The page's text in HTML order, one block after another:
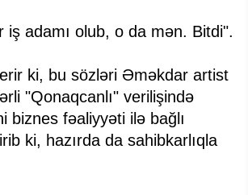
iş adamı olub, o da mən. Bitdi".
ki, bu sözləri Əməkdar artist
"Qonaqcanlı" verilişində
biznes fəaliyyəti ilə bağlı
ki, hazırda da sahibkarlıqla